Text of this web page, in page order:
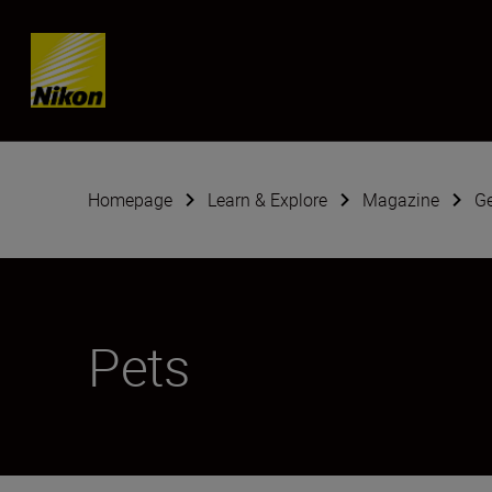
Skip content
Homepage Learn & Explore Magazine
Pets